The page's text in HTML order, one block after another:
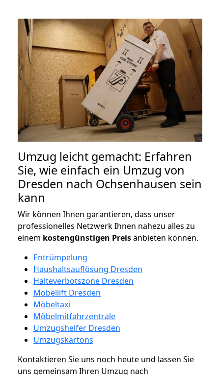
Umzug leicht gemacht: Erfahren
Sie, wie einfach ein Umzug von
Dresden nach Ochsenhausen sein
kann
Wir können Ihnen garantieren, dass unser
professionelles Netzwerk Ihnen nahezu alles zu
einem kostengünstigen Preisanbieten können.
Entrümpelung
Haushaltsauflösung Dresden
Halteverbotszone Dresden
Möbellift Dresden
Möbeltaxi
Möbelmitfahrzentrale
Umzugshelfer Dresden
Umzugskartons
Kontaktieren Sie uns noch heute und lassen Sie
uns gemeinsam Ihren Umzug nach